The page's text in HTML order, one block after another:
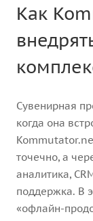
Как
Сувенирная
когда она
точечно, а
аналитика,
поддержка. В
«офлайн-